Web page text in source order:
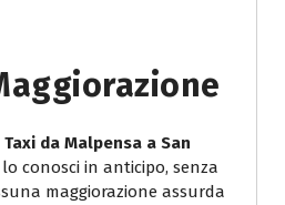
da Malpensa a San
lo conosci in anticipo, senza
maggiorazione assurda